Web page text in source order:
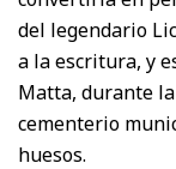
del legendario
a la escritura, y
Matta, durante
cementerio
huesos.